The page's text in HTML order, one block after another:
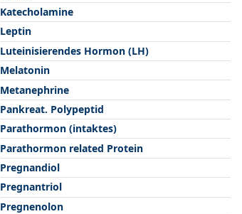
Katecholamine
Leptin
Luteinisierendes Hormon (LH)
Melatonin
Metanephrine
Pankreat. Polypeptid
Parathormon (intaktes)
Parathormon related Protein
Pregnandiol
Pregnantriol
Pregnenolon